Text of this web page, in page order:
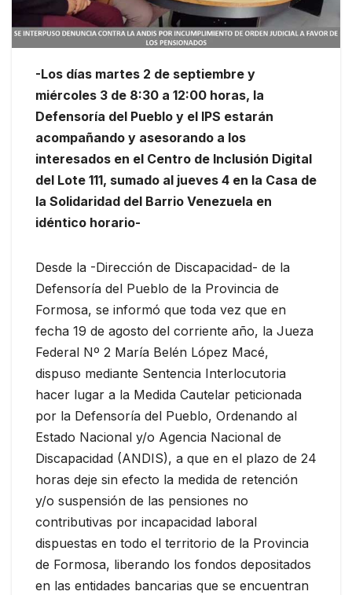
-Los días martes 2 de septiembre y
miércoles 3 de 8:30 a 12:00 horas, la
Defensoría del Pueblo y el IPS estarán
acompañando y asesorando a los
interesados en el Centro de Inclusión Digital
del Lote 111, sumado al jueves 4 en la Casa de
la Solidaridad del Barrio Venezuela en
idéntico horario-
Desde la -Dirección de Discapacidad- de la
Defensoría del Pueblo de la Provincia de
Formosa, se informó que toda vez que en
fecha 19 de agosto del corriente año, la Jueza
Federal Nº 2 María Belén López Macé,
dispuso mediante Sentencia Interlocutoria
hacer lugar a la Medida Cautelar peticionada
por la Defensoría del Pueblo, Ordenando al
Estado Nacional y/o Agencia Nacional de
Discapacidad (ANDIS), a que en el plazo de 24
horas deje sin efecto la medida de retención
y/o suspensión de las pensiones no
contributivas por incapacidad laboral
dispuestas en todo el territorio de la Provincia
de Formosa, liberando los fondos depositados
en las entidades bancarias que se encuentran